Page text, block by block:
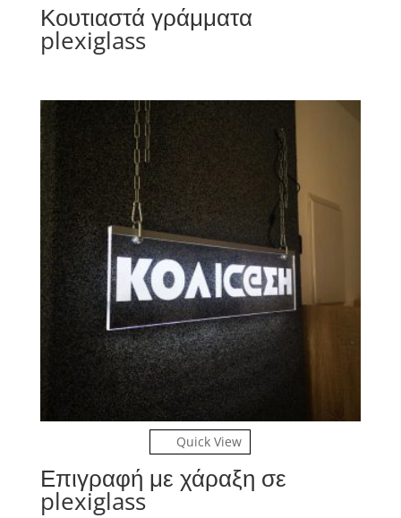
Κουτιαστά γράμματα
plexiglass
Quick View
Επιγραφή με χάραξη σε
plexiglass